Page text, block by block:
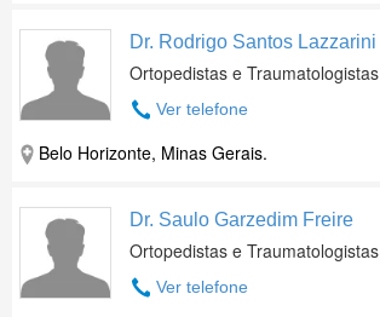
Dr. Rodrigo Santos Lazzarini
Ortopedistas e Traumatologistas
Ver telefone
Belo Horizonte, Minas Gerais.
Dr. Saulo Garzedim Freire
Ortopedistas e Traumatologistas
Ver telefone